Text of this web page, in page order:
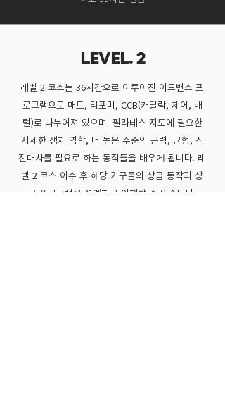
LEVEL. 2
레벨 2 코스는 36시간으로 이루어진 어드밴스 프
로그램으로 매트, 리포머, CCB(캐딜락, 체어, 배
럴)로 나누어져 있으며 필라테스 지도에 필요한
자세한 생체 역학, 더 높은 수준의 근력, 균형, 신
진대사를 필요로 하는 동작들을 배우게 됩니다. 레
벨 2 코스 이수 후 해당 기구들의 상급 동작과 상
급 프로그램을 설계하고 이해할 수 있습니다.​